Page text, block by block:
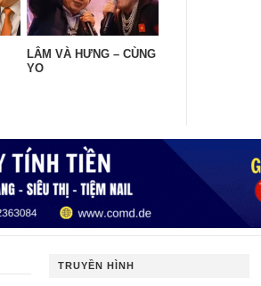
LÂM VÀ HƯNG – CÙNG
YO
TRUYỀN HÌNH